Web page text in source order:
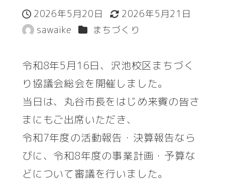
投稿日
2026年5月20日
更新日
2026年5月21日
著
sawaike カテゴリー
まちづくり
令和8年5月16日、沢池校区まちづく
り協議会総会を開催しました。
当日は、丸谷市長をはじめ来賓の皆さ
まにもご出席いただき、
令和7年度の活動報告・決算報告なら
びに、令和8年度の事業計画・予算な
どについて審議を行いました。